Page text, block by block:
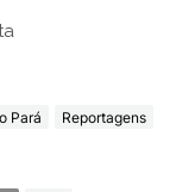
Pará
Reportagens